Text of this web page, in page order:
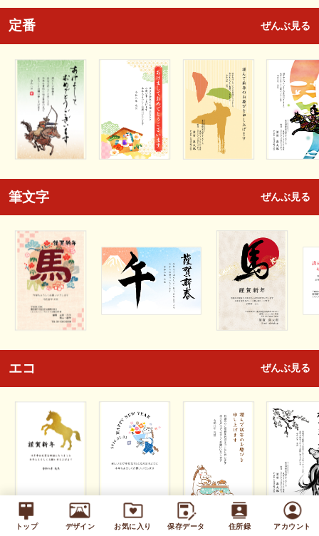
トップ デザイン お気に入り 保存データ 住所録 アカウント
定番 ぜんぶ見る
筆文字 ぜんぶ見る
エコ ぜんぶ見る